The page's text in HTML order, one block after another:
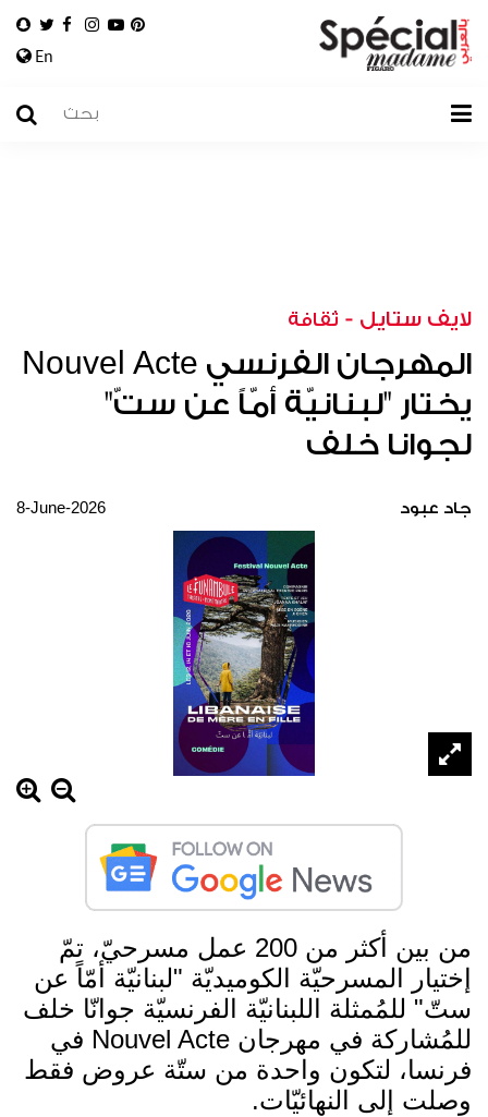
En
لايف ستايل - ثقافة
المهرجان الفرنسي Nouvel Acte
يختار "لبنانيّة أمّاً عن ستّ"
لجوانا خلف
جاد عبود 8-June-2026
من بين أكثر من 200 عمل مسرحيّ، تمّ
إختيار المسرحيّة الكوميديّة "لبنانيّة أمّاً عن
ستّ" للمُمثلة اللبنانيّة الفرنسيّة جوانّا خلف
للمُشاركة في مهرجان Nouvel Acte في
فرنسا، لتكون واحدة من ستّة عروض فقط
وصلت إلى النهائيّات.